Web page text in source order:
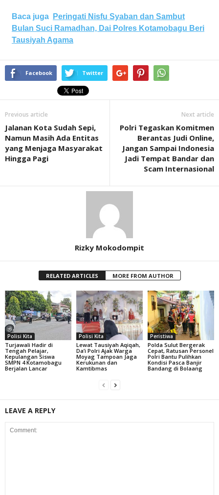
Baca juga
Peringati Nisfu Syaban dan Sambut
Bulan Suci Ramadhan, Dai Polres Kotamobagu Beri
Tausiyah Agama
Facebook Twitter
Previous article
Jalanan Kota Sudah Sepi,
Namun Masih Ada Entitas
yang Menjaga Masyarakat
Hingga Pagi
Next article
Polri Tegaskan Komitmen
Berantas Judi Online,
Jangan Sampai Indonesia
Jadi Tempat Bandar dan
Scam Internasional
Rizky Mokodompit
RELATED ARTICLES MORE FROM AUTHOR
Polisi Kita
Turjawali Hadir di
Tengah Pelajar,
Kepulangan Siswa
SMPN 4 Kotamobagu
Berjalan Lancar
Polisi Kita
Lewat Tausiyah Aqiqah,
Da’i Polri Ajak Warga
Moyag Tampoan Jaga
Kerukunan dan
Kamtibmas
Peristiwa
Polda Sulut Bergerak
Cepat, Ratusan Personel
Polri Bantu Pulihkan
Kondisi Pasca Banjir
Bandang di Bolaang
LEAVE A REPLY